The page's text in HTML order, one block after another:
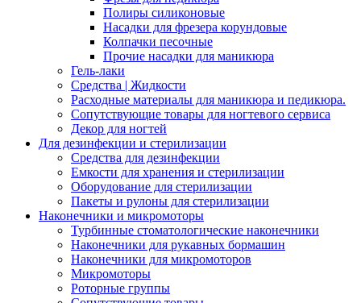
Полиры силиконовые
Насадки для фрезера корундовые
Колпачки песочные
Прочие насадки для маникюра
Гель-лаки
Средства | Жидкости
Расходные материалы для маникюра и педикюра.
Сопутствующие товары для ногтевого сервиса
Декор для ногтей
Для дезинфекции и стерилизации
Средства для дезинфекции
Емкости для хранения и стерилизации
Оборудование для стерилизации
Пакеты и рулоны для стерилизации
Наконечники и микромоторы
Турбинные стоматологические наконечники
Наконечники для рукавных бормашин
Наконечники для микромоторов
Микромоторы
Роторные группы